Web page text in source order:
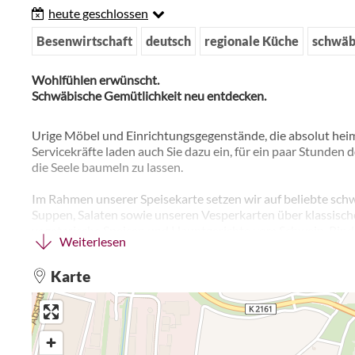
heute geschlossen
Besenwirtschaft
deutsch regionale Küche
Wohlfühlen erwünscht.
Schwäbische Gemütlichkeit neu entdecken.
Urige Möbel und Einrichtungsgegenstände, die absolut
Servicekräfte laden auch Sie dazu ein, für ein paar
die Seele baumeln zu lassen.
Im Rahmen unserer Speisekarte setzen wir auf beliebte
Suppen, Salaten sowie unseren Vesperkarten über
vegetarische Speisen und Hauptgerichte vom Schwein,
Unsere kleinen Gäste haben selbstverständlich die
Weiterlesen
Karte